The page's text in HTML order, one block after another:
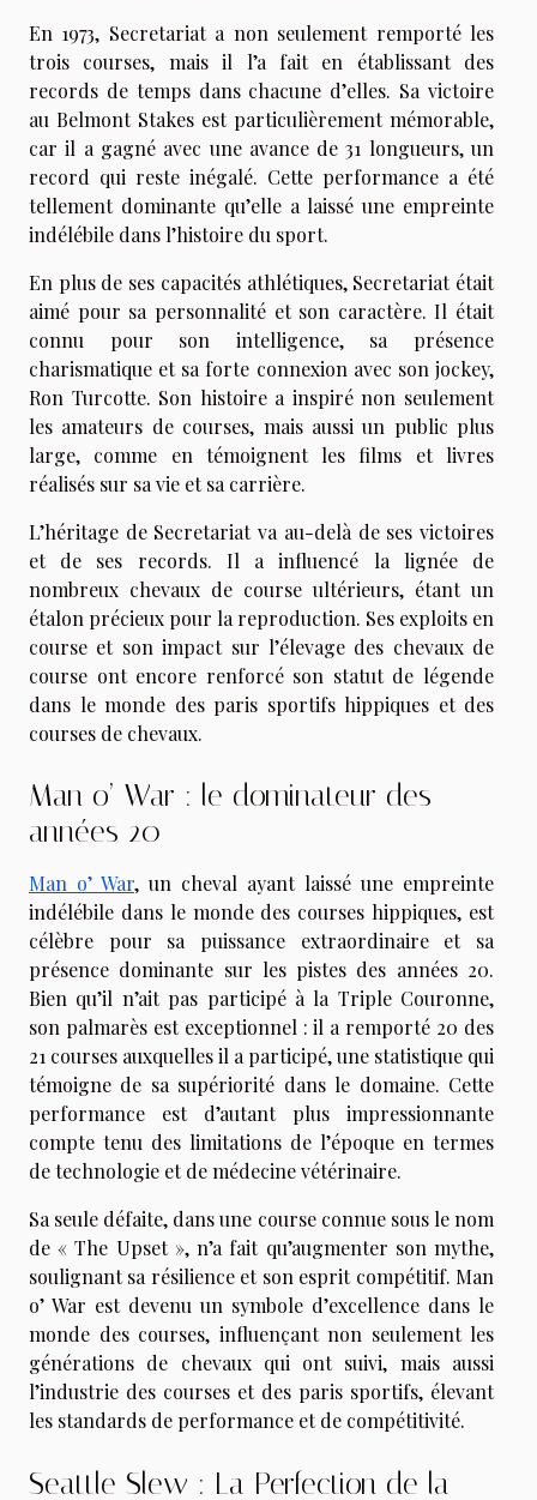
En 1973, Secretariat a non seulement remporté les
trois courses, mais il l’a fait en établissant des
records de temps dans chacune d’elles. Sa victoire
au Belmont Stakes est particulièrement mémorable,
car il a gagné avec une avance de 31 longueurs, un
record qui reste inégalé. Cette performance a été
tellement dominante qu’elle a laissé une empreinte
indélébile dans l’histoire du sport.
En plus de ses capacités athlétiques, Secretariat était
aimé pour sa personnalité et son caractère. Il était
connu pour son intelligence, sa présence
charismatique et sa forte connexion avec son jockey,
Ron Turcotte. Son histoire a inspiré non seulement
les amateurs de courses, mais aussi un public plus
large, comme en témoignent les films et livres
réalisés sur sa vie et sa carrière.
L’héritage de Secretariat va au-delà de ses victoires
et de ses records. Il a influencé la lignée de
nombreux chevaux de course ultérieurs, étant un
étalon précieux pour la reproduction. Ses exploits en
course et son impact sur l’élevage des chevaux de
course ont encore renforcé son statut de légende
dans le monde des paris sportifs hippiques et des
courses de chevaux.
Man o’ War : le dominateur des
années 20
Man o’ War, un cheval ayant laissé une empreinte
indélébile dans le monde des courses hippiques, est
célèbre pour sa puissance extraordinaire et sa
présence dominante sur les pistes des années 20.
Bien qu’il n’ait pas participé à la Triple Couronne,
son palmarès est exceptionnel : il a remporté 20 des
21 courses auxquelles il a participé, une statistique qui
témoigne de sa supériorité dans le domaine. Cette
performance est d’autant plus impressionnante
compte tenu des limitations de l’époque en termes
de technologie et de médecine vétérinaire.
Sa seule défaite, dans une course connue sous le nom
de « The Upset », n’a fait qu’augmenter son mythe,
soulignant sa résilience et son esprit compétitif. Man
o’ War est devenu un symbole d’excellence dans le
monde des courses, influençant non seulement les
générations de chevaux qui ont suivi, mais aussi
l’industrie des courses et des paris sportifs, élevant
les standards de performance et de compétitivité.
Seattle Slew : La Perfection de la